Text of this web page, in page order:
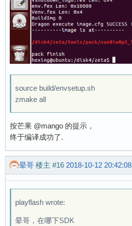
source build/envsetup.sh
zmake all
按芒果 @mango 的提示，
终于编译成功了.
晕哥 楼主 #16 2018-10-12 20:42:08
playflash wrote:
晕哥，在哪下SDK